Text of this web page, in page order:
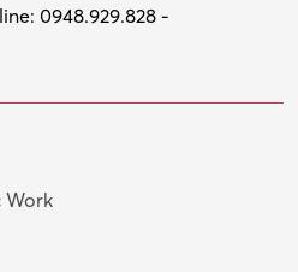
0948.929.828 -
Work